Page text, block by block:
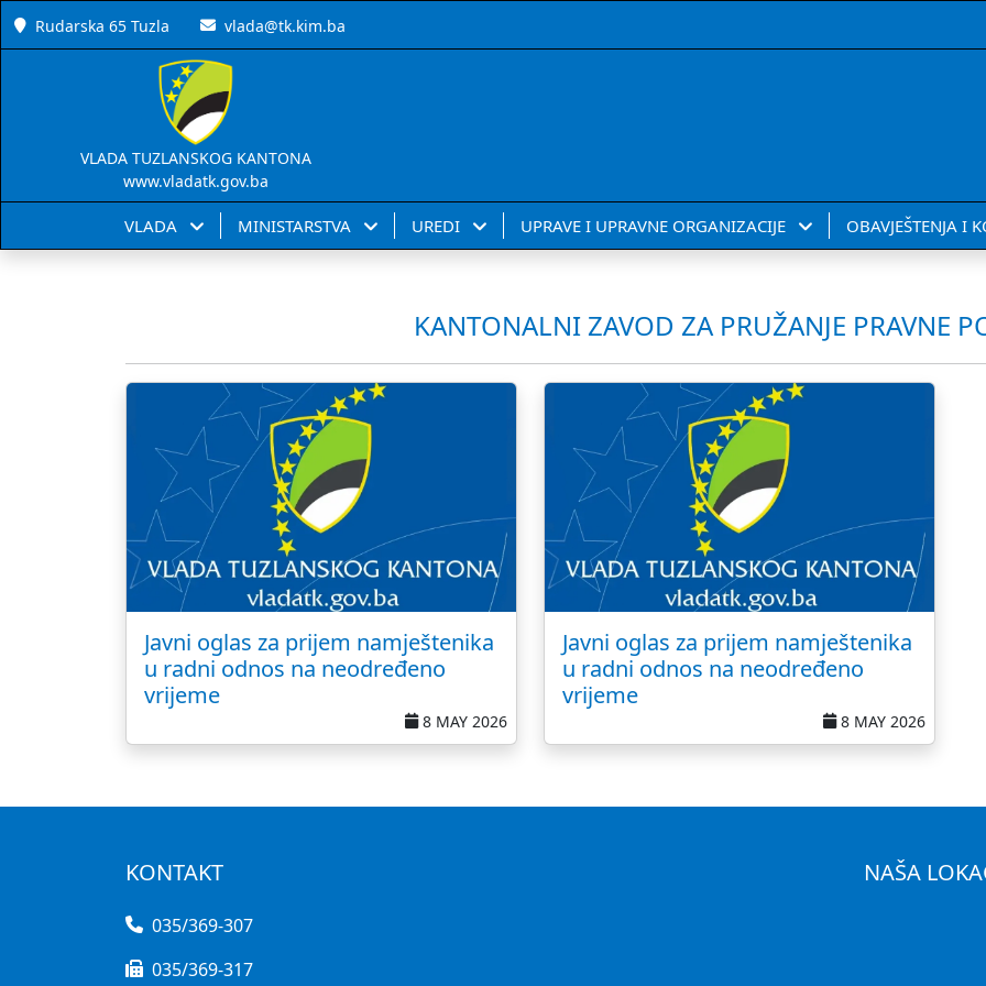
Rudarska 65 Tuzla vlada@tk.kim.ba
VLADA TUZLANSKOG KANTONA
www.vladatk.gov.ba
VLADA MINISTARSTVA UREDI UPRAVE I UPRAVNE ORGANIZACIJE OBAVJEŠTENJA I
KANTONALNI ZAVOD ZA PRUŽANJE PRAVNE
Javni oglas za prijem namještenika
u radni odnos na neodređeno
vrijeme
8 MAY 2026
Javni oglas za prijem namještenika
u radni odnos na neodređeno
vrijeme
8 MAY 2026
KONTAKT
035/369-307
035/369-317
NAŠA